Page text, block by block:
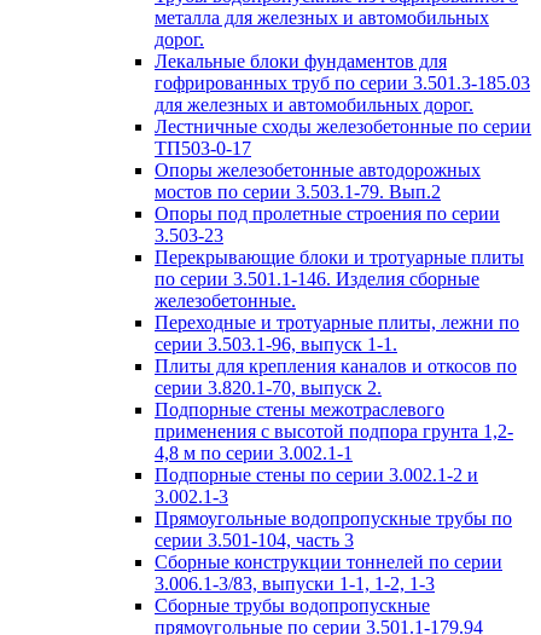
металла для железных и автомобильных
дорог.
Лекальные блоки фундаментов для
гофрированных труб по серии 3.501.3-185.03
для железных и автомобильных дорог.
Лестничные сходы железобетонные по серии
ТП503-0-17
Опоры железобетонные автодорожных
мостов по серии 3.503.1-79. Вып.2
Опоры под пролетные строения по серии
3.503-23
Перекрывающие блоки и тротуарные плиты
по серии 3.501.1-146. Изделия сборные
железобетонные.
Переходные и тротуарные плиты, лежни по
серии 3.503.1-96, выпуск 1-1.
Плиты для крепления каналов и откосов по
серии 3.820.1-70, выпуск 2.
Подпорные стены межотраслевого
применения с высотой подпора грунта 1,2-
4,8 м по серии 3.002.1-1
Подпорные стены по серии 3.002.1-2 и
3.002.1-3
Прямоугольные водопропускные трубы по
серии 3.501-104, часть 3
Сборные конструкции тоннелей по серии
3.006.1-3/83, выпуски 1-1, 1-2, 1-3
Сборные трубы водопропускные
прямоугольные по серии 3.501.1-179.94